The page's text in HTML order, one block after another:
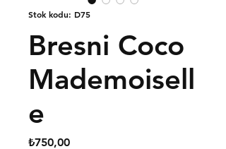
Stok kodu: D75
Bresni Coco
Mademoisell
e
₺750,00Fiyat